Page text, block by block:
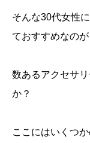
そんな30代女性
ておすすめなのが
数あるアクセサ
か？
ここにはいくつ